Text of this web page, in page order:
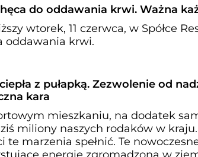
do oddawania krwi. Ważna
wtorek, 11 czerwca, w Spółce
oddawania krwi.
z pułapką. Zezwolenie od
kara
mieszkaniu, na dodatek
miliony naszych rodaków w
te marzenia spełnić. Te